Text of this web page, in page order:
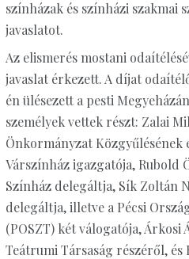
színházak és színházi szakmai
javaslatot.
Az elismerés mostani
javaslat érkezett. A díjat
én ülésezett a pesti
személyek vettek részt: Zalai
Önkormányzat Közgyűlésének
Várszínház igazgatója, Rubold
Színház delegáltja, Sík Zoltán
delegáltja, illetve a Pécsi
(POSZT) két válogatója,
Teátrumi Társaság részéről, és